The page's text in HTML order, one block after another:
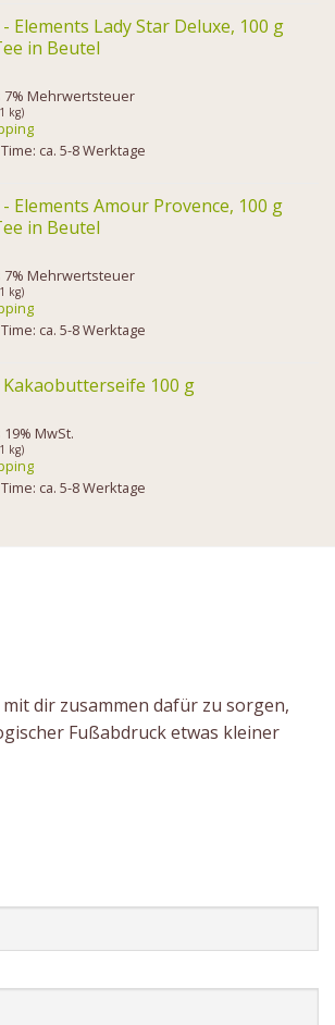
Elements Lady Star Deluxe, 100 g
in Beutel
7% Mehrwertsteuer
kg)
ca. 5-8 Werktage
Elements Amour Provence, 100 g
in Beutel
7% Mehrwertsteuer
kg)
ca. 5-8 Werktage
Kakaobutterseife 100 g
MwSt.
kg)
ca. 5-8 Werktage
dir zusammen dafür zu sorgen,
Fußabdruck etwas kleiner